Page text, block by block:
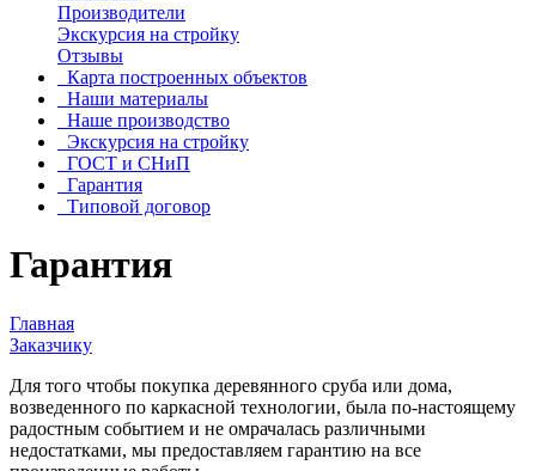
Производители
Экскурсия на стройку
Отзывы
Карта построенных объектов
Наши материалы
Наше производство
Экскурсия на стройку
ГОСТ и СНиП
Гарантия
Типовой договор
Гарантия
Главная
Заказчику
Для того чтобы покупка деревянного сруба или дома,
возведенного по каркасной технологии, была по-настоящему
радостным событием и не омрачалась различными
недостатками, мы предоставляем гарантию на все